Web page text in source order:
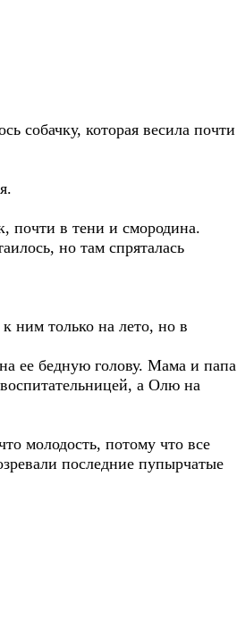
собачку, которая весила почти
почти в тени и смородина.
но там спряталась
ним только на лето, но в
ее бедную голову. Мама и папа
а Олю на
молодость, потому что все
последние пупырчатые